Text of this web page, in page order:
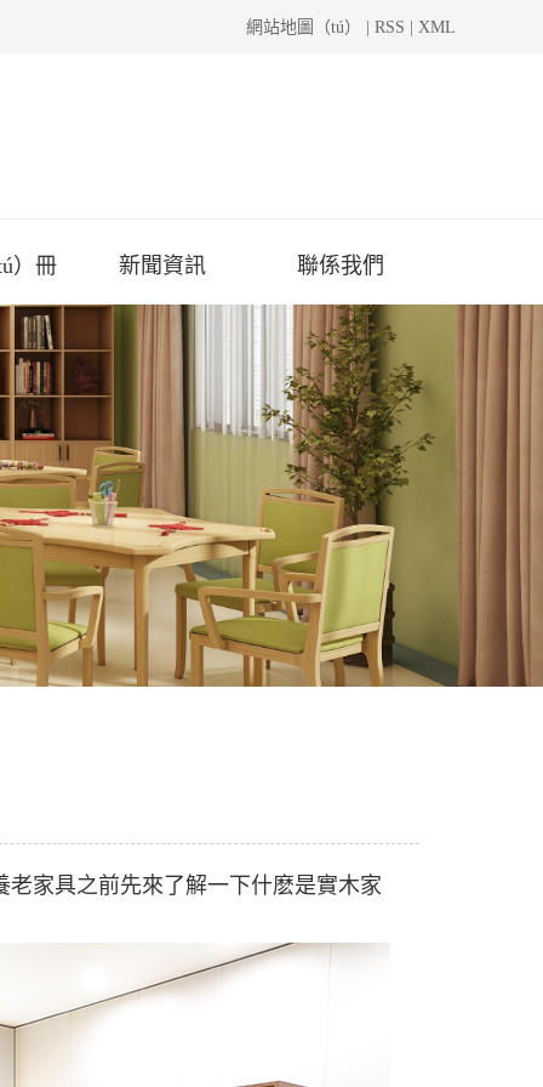
網站地圖（tú） RSS XML
）冊 新聞資訊 聯係我們
家具之前先來了解一下什麽是實木家